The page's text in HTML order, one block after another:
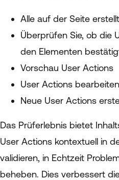
Alle auf der Seite
Überprüfen Sie, ob die
den Elementen
Vorschau User Actions
User Actions bearbeiten
Neue User Actions
Das Prüferlebnis bietet
User Actions kontextuell in
validieren, in Echtzeit
beheben. Dies verbessert